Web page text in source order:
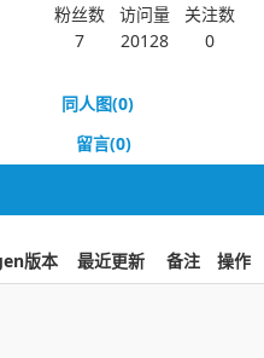
粉丝数
7
访问量
20128
关注数
0
同人图(0)
留言(0)
版本 最近更新 备注 操作